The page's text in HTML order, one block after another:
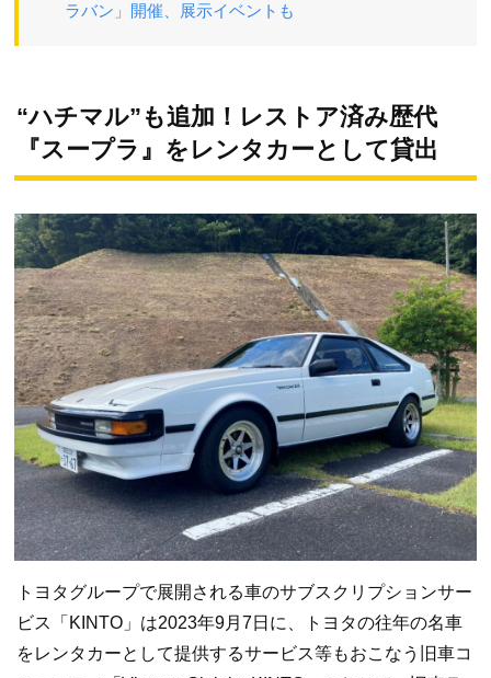
ラバン」開催、展示イベントも
“ハチマル”も追加！レストア済み歴代
『スープラ』をレンタカーとして貸出
トヨタグループで展開される車のサブスクリプションサー
ビス「KINTO」は2023年9月7日に、トヨタの往年の名車
をレンタカーとして提供するサービス等もおこなう旧車コ